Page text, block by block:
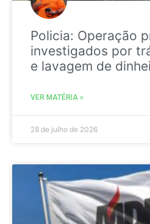
Policia: Operação
investigados por
e lavagem de
VER MATÉRIA »
28 de julho de 2026